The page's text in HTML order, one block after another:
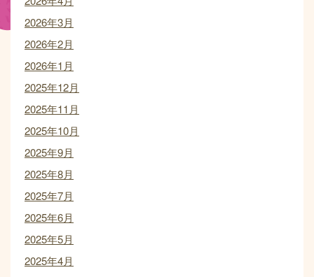
2026年3月
2026年2月
2026年1月
2025年12月
2025年11月
2025年10月
2025年9月
2025年8月
2025年7月
2025年6月
2025年5月
2025年4月